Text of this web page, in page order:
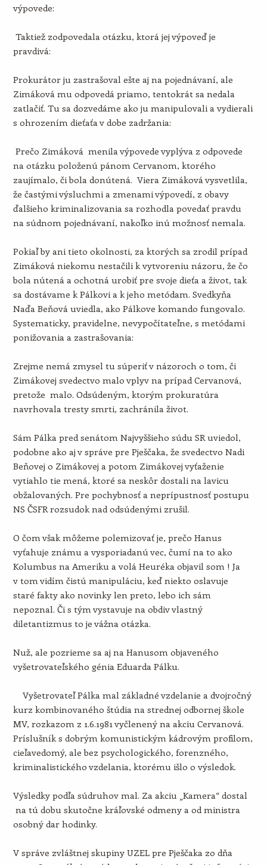
výpovede:
Taktiež zodpovedala otázku, ktorá jej výpoveď je
pravdivá:
Prokurátor ju zastrašoval ešte aj na pojednávaní, ale
Zimáková mu odpovedá priamo, tentokrát sa nedala
zatlačiť. Tu sa dozvedáme ako ju manipulovali a vydierali
s ohrozením dieťaťa v dobe zadržania:
Prečo Zimáková menila výpovede vyplýva z odpovede
na otázku položenú pánom Cervanom, ktorého
zaujímalo, či bola donútená. Viera Zimáková vysvetlila,
že častými výsluchmi a zmenami výpovedí, z obavy
ďalšieho kriminalizovania sa rozhodla povedať pravdu
na súdnom pojednávaní, nakoľko inú možnosť nemala.
Pokiaľ by ani tieto okolnosti, za ktorých sa zrodil prípad
Zimáková niekomu nestačili k vytvoreniu názoru, že čo
bola nútená a ochotná urobiť pre svoje dieťa a život, tak
sa dostávame k Pálkovi a k jeho metódam. Svedkyňa
Naďa Beňová uviedla, ako Pálkove komando fungovalo.
Systematicky, pravidelne, nevypočítateľne, s metódami
ponižovania a zastrašovania:
Zrejme nemá zmysel tu súperiť v názoroch o tom, či
Zimákovej svedectvo malo vplyv na prípad Cervanová,
pretože malo. Odsúdeným, ktorým prokuratúra
navrhovala tresty smrti, zachránila život.
Sám Pálka pred senátom Najvyššieho súdu SR uviedol,
podobne ako aj v správe pre Pješčaka, že svedectvo Nadi
Beňovej o Zimákovej a potom Zimákovej vyťaženie
vytiahlo tie mená, ktoré sa neskôr dostali na lavicu
obžalovaných. Pre pochybnosť a neprípustnosť postupu
NS ČSFR rozsudok nad odsúdenými zrušil.
O čom však môžeme polemizovať je, prečo Hanus
vyťahuje známu a vysporiadanú vec, čumí na to ako
Kolumbus na Ameriku a volá Heuréka objavil som ! Ja
v tom vidím čistú manipuláciu, keď niekto oslavuje
staré fakty ako novinky len preto, lebo ich sám
nepoznal. Či s tým vystavuje na obdiv vlastný
diletantizmus to je vážna otázka.
Nuž, ale pozrieme sa aj na Hanusom objaveného
vyšetrovateľského génia Eduarda Pálku.
Vyšetrovateľ Pálka mal základné vzdelanie a dvojročný
kurz kombinovaného štúdia na strednej odbornej škole
MV, rozkazom z 1.6.1981 vyčlenený na akciu Cervanová.
Príslušník s dobrým komunistickým kádrovým profilom,
cieľavedomý, ale bez psychologického, forenzného,
kriminalistického vzdelania, ktorému išlo o výsledok.
Výsledky podľa súdruhov mal. Za akciu „Kamera“ dostal
na tú dobu skutočne kráľovské odmeny a od ministra
osobný dar hodinky.
V správe zvláštnej skupiny UZEL pre Pješčaka zo dňa